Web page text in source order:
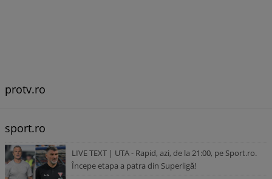
protv.ro
sport.ro
LIVE TEXT | UTA - Rapid, azi, de la 21:00, pe Sport.ro.
Începe etapa a patra din Superligă!